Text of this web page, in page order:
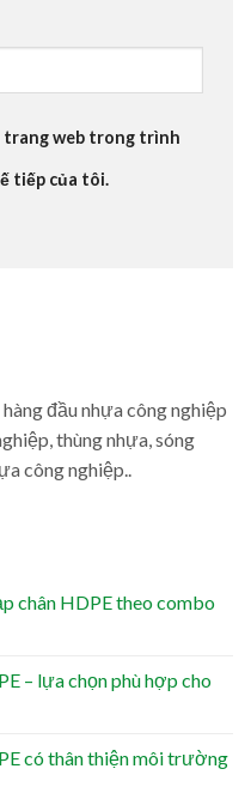
trang web trong trình
tiếp của tôi.
đầu nhựa công nghiệp
thùng nhựa, sóng
công nghiệp..
chân HDPE theo combo
– lựa chọn phù hợp cho
có thân thiện môi trường